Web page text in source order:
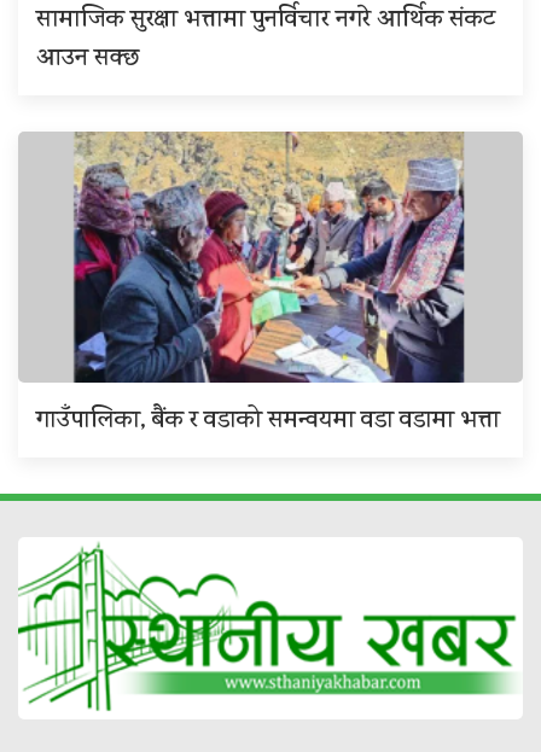
सामाजिक सुरक्षा भत्तामा पुनर्विचार नगरे आर्थिक संकट
आउन सक्छ
गाउँपालिका, बैंक र वडाको समन्वयमा वडा वडामा भत्ता